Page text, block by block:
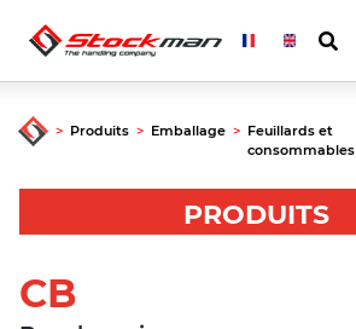
> Produits > Emballage > Feuillards et
consommables
PRODUITS
CB